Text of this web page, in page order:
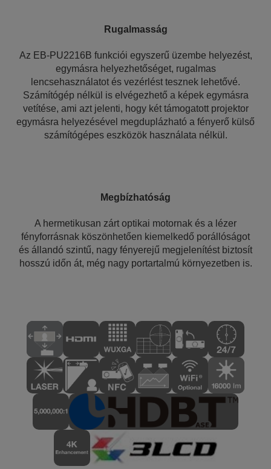
Rugalmasság
Az EB-PU2216B funkciói egyszerű üzembe helyezést,
egymásra helyezhetőséget, rugalmas
lencsehasználatot és vezérlést tesznek lehetővé.
Számítógép nélkül is elvégezhető a képek egymásra
vetítése, ami azt jelenti, hogy két támogatott projektor
egymásra helyezésével megduplázható a fényerő külső
számítógépes eszközök használata nélkül.
Megbízhatóság
A hermetikusan zárt optikai motornak és a lézer
fényforrásnak köszönhetően kiemelkedő porállóságot
és állandó szintű, nagy fényerejű megjelenítést biztosít
hosszú időn át, még nagy portartalmú környezetben is.